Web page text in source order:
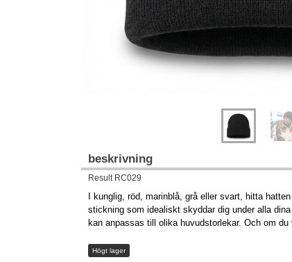
beskrivning
Result RC029
I kunglig, röd, marinblå, grå eller svart, hitta
stickning som idealiskt skyddar dig under alla
kan anpassas till olika huvudstorlekar. Och om
Högt lager